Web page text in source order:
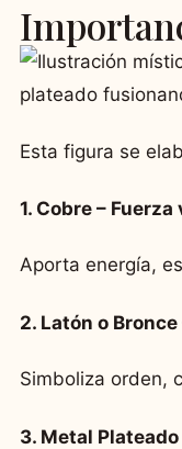
Esta figura se
1. Cobre –
Aporta energía,
2. Latón o
Simboliza orden,
3. Metal